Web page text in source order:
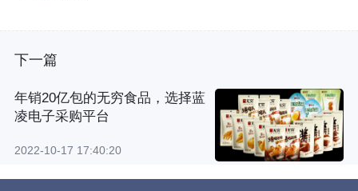
下一篇
年销20亿包的无穷食品，选择蓝
凌电子采购平台
2022-10-17 17:40:20